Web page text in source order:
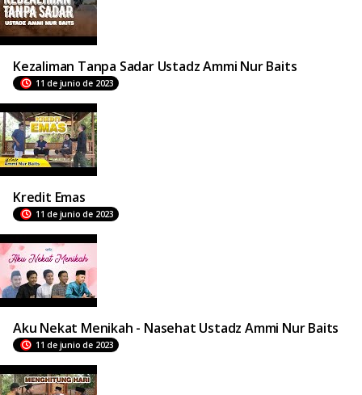
Kezaliman Tanpa Sadar Ustadz Ammi Nur Baits
11 de junio de 2023
Kredit Emas
11 de junio de 2023
Aku Nekat Menikah - Nasehat Ustadz Ammi Nur Baits
11 de junio de 2023